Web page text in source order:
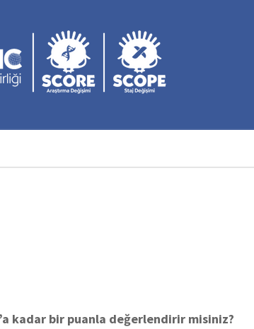
kadar bir puanla değerlendirir misiniz?